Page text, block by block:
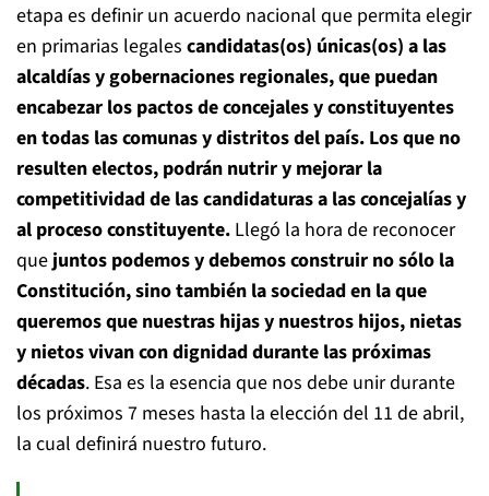
etapa es definir un acuerdo nacional que permita elegir
en primarias legales candidatas(os) únicas(os) a las
alcaldías y gobernaciones regionales, que puedan
encabezar los pactos de concejales y constituyentes
en todas las comunas y distritos del país. Los que no
resulten electos, podrán nutrir y mejorar la
competitividad de las candidaturas a las concejalías y
al proceso constituyente. Llegó la hora de reconocer
quejuntos podemos y debemos construir no sólo la
Constitución, sino también la sociedad en la que
queremos que nuestras hijas y nuestros hijos, nietas
y nietos vivan con dignidad durante las próximas
décadas. Esa es la esencia que nos debe unir durante
los próximos 7 meses hasta la elección del 11 de abril,
la cual definirá nuestro futuro.